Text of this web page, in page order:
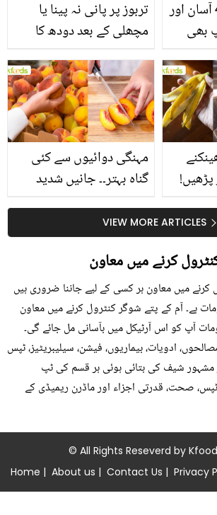
تربوز پر پانی نہ پینا یا
مچھلی کے بعد دودھ کا
سے متعلق غلط فہمیوں کی
حقیقت کیا ہے اور افواہ
کیا؟
گوشت گلانے کے 4 آسان اور
بھی
مہنگی دوائیوں سے کئی
گناہ بہتر۔۔ جانیں شدید
کیوں کھانا چاہیے؟
VIEW MORE ARTICLES
کرنے میں معاون
میں معاون ہر کسی کے لیے جاننا ضروری ہیں
ہے۔ آم کے پتے شوگر کنٹرول کرنے میں معاون
آپ کو اس آرٹیکل میں بآسانی مل جائے گی۔
ادویات، بیماریوں، فیشن، سیلیبریٹیز، ٹپس
مشہور شیف کی بتائی ہوئی ہر قسم کی ٹپ
صحت، قدرتی اجزاء اور ماڈرن ریمیڈی کے
© All Rights Reseverd by
Home | About us | Contact Us | Privacy